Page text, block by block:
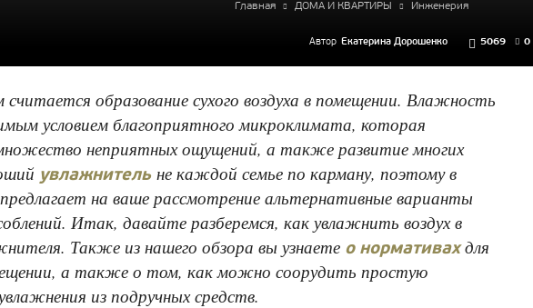
Главная ДОМА И КВАРТИРЫ Инженерия
Автор Екатерина Дорошенко 5069 0
образование сухого воздуха в помещении. Влажность
условием благоприятного микроклимата, которая
неприятных ощущений, а также развитие многих
увлажнительне каждой семье по карману, поэтому в
на ваше рассмотрение альтернативные варианты
Итак, давайте разберемся, как увлажнить воздух в
Также из нашего обзора вы узнаете о нормативахдля
а также о том, как можно соорудить простую
из подручных средств.